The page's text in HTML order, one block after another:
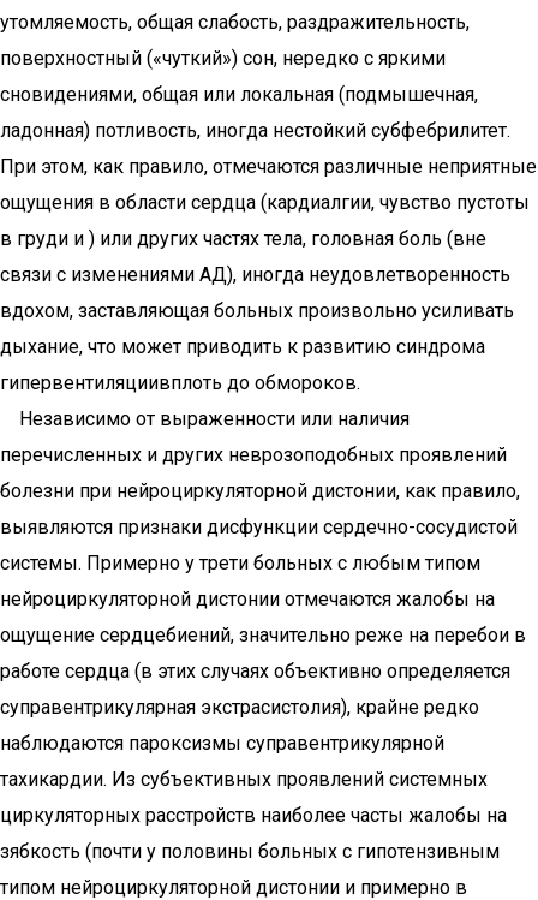
утомляемость, общая слабость, раздражительность,
поверхностный («чуткий») сон, нередко с яркими
сновидениями, общая или локальная (подмышечная,
ладонная) потливость, иногда нестойкий субфебрилитет.
При этом, как правило, отмечаются различные неприятные
ощущения в области сердца (кардиалгии, чувство пустоты
в груди и ) или других частях тела, головная боль (вне
связи с изменениями АД), иногда неудовлетворенность
вдохом, заставляющая больных произвольно усиливать
дыхание, что может приводить к развитию синдрома
гипервентиляциивплоть до обмороков.
Независимо от выраженности или наличия
перечисленных и других неврозоподобных проявлений
болезни при нейроциркуляторной дистонии, как правило,
выявляются признаки дисфункции сердечно-сосудистой
системы. Примерно у трети больных с любым типом
нейроциркуляторной дистонии отмечаются жалобы на
ощущение сердцебиений, значительно реже на перебои в
работе сердца (в этих случаях объективно определяется
суправентрикулярная экстрасистолия), крайне редко
наблюдаются пароксизмы суправентрикулярной
тахикардии. Из субъективных проявлений системных
циркуляторных расстройств наиболее часты жалобы на
зябкость (почти у половины больных с гипотензивным
типом нейроциркуляторной дистонии и примерно в